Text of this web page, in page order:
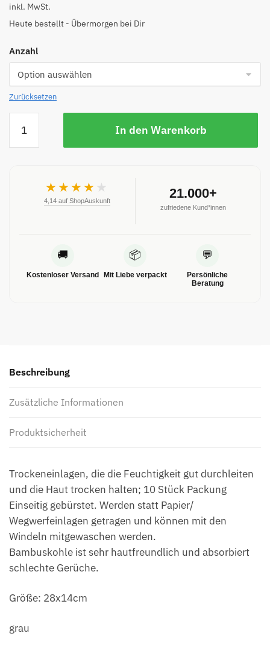
inkl. MwSt.
Heute bestellt - Übermorgen bei Dir
Anzahl
Zurücksetzen
In den Warenkorb
★★★★ ★
4,14 auf ShopAuskunft 21.000+
zufriedene Kund*innen
🚚
Kostenloser Versand
📦
Mit Liebe verpackt
💬
Persönliche
Beratung
Beschreibung
Zusätzliche Informationen
Produktsicherheit
Trockeneinlagen, die die Feuchtigkeit gut durchleiten
und die Haut trocken halten; 10 Stück Packung
Einseitig gebürstet. Werden statt Papier/
Wegwerfeinlagen getragen und können mit den
Windeln mitgewaschen werden.
Bambuskohle ist sehr hautfreundlich und absorbiert
schlechte Gerüche.
Größe: 28x14cm
grau